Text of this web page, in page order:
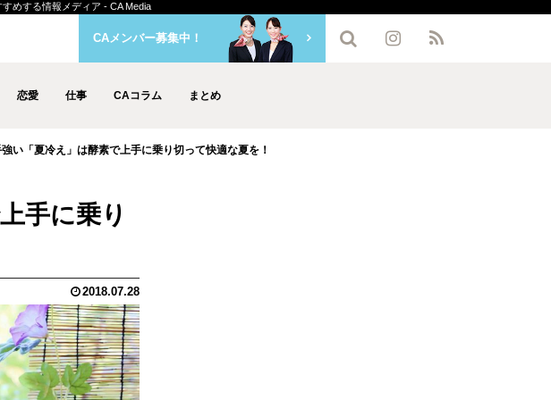
めする情報メディア - CA Media
恋愛 仕事 CAコラム まとめ
CAメンバー募集中！
い「夏冷え」は酵素で上手に乗り切って快適な夏を！
手に乗り
2018.07.28